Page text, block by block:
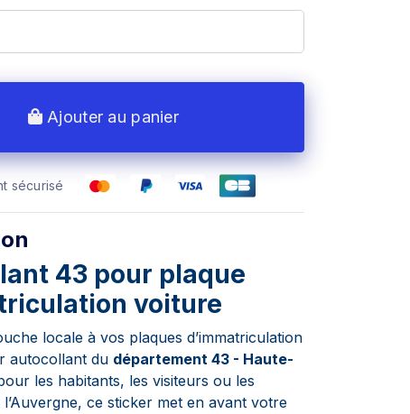
Ajouter au panier
sécurisé
43 pour plaque
voiture
locale à vos plaques d’immatriculation
autocollant du département 43 - Haute-
les habitants, les visiteurs ou les
l’Auvergne, ce sticker met en avant votre